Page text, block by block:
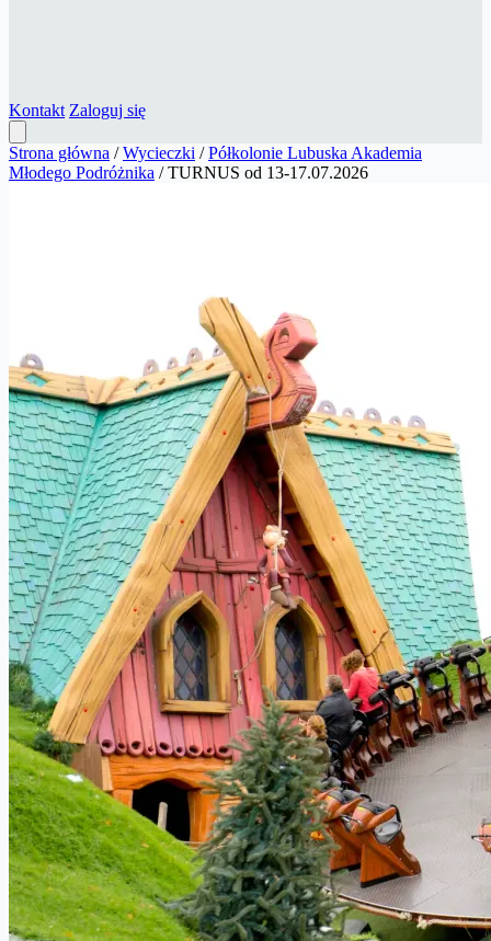
Kontakt Zaloguj się
Strona główna / Wycieczki / Półkolonie Lubuska Akademia
Młodego Podróżnika / TURNUS od 13-17.07.2026